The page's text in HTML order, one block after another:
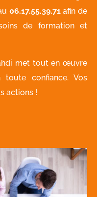
06.17.55.39.71afin de
de formation et
met tout en œuvre
confiance. Vos
actions !